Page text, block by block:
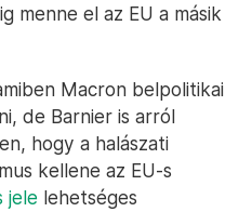
menne el az EU a másik
Macron belpolitikai
de Barnier is arról
hogy a halászati
kellene az EU-s
jele lehetséges